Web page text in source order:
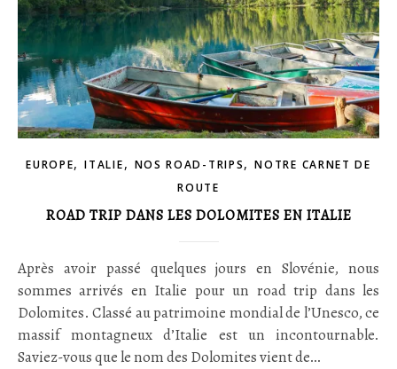
EUROPE,ITALIE, NOS ROAD-TRIPS,NOTRE CARNET DE
ROUTE
ROAD TRIP DANS LES DOLOMITES EN ITALIE
Après avoir passé quelques jours en Slovénie, nous
sommes arrivés en Italie pour un road trip dans les
Dolomites. Classé au patrimoine mondial de l’Unesco, ce
massif montagneux d’Italie est un incontournable.
Saviez-vous que le nom des Dolomites vient de…